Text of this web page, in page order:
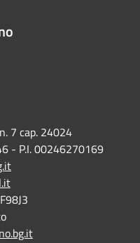
7 cap. 24024
- P.I. 00246270169